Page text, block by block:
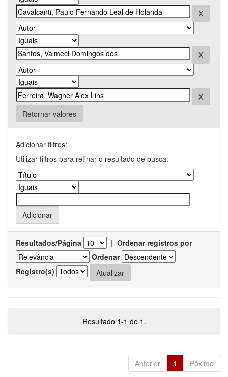
Retornar valores
Adicionar filtros:
Utilizar filtros para refinar o resultado de busca.
Resultados/Página | Ordenar registros por
Ordenar
Registro(s)
Resultado 1-1 de 1.
Anterior 1 Póximo